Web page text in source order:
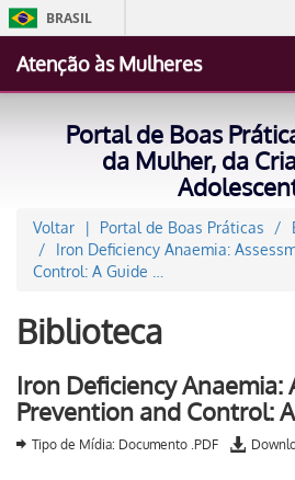
BRASIL
Atenção às Mulheres
Portal de Boas
da Mulher, da
Voltar Portal de Boas Práticas
Iron Deficiency Anaemia:
Control: A Guide …
Biblioteca
Iron Deficiency Anaemia:
Prevention and Control:
Tipo de Mídia: Documento .PDF